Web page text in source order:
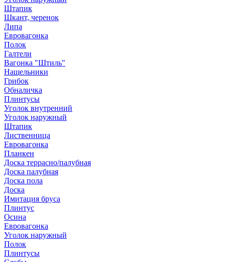
Штапик
Шкант, черенок
Липа
Евровагонка
Полок
Галтели
Вагонка "Штиль"
Нащельники
Грибок
Обналичка
Плинтусы
Уголок внутренний
Уголок наружный
Штапик
Лиственница
Евровагонка
Планкен
Доска террасно/палубная
Доска палубная
Доска пола
Доска
Имитация бруса
Плинтус
Осина
Евровагонка
Уголок наружный
Полок
Плинтусы